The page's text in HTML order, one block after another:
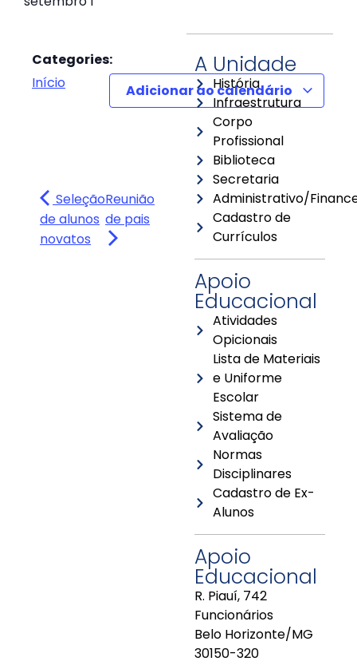
Categories:
Início
Adicionar ao calendário
Seleção
de alunos
novatos
Reunião
de pais
A Unidade
História
Infraestrutura
Corpo
Profissional
Biblioteca
Secretaria
Administrativo/
Cadastro de
Currículos
Apoio
Educacional
Atividades
Opicionais
Lista de Materiais
e Uniforme
Escolar
Sistema de
Avaliação
Normas
Disciplinares
Cadastro de Ex-
Alunos
Apoio
Educacional
R. Piauí, 742
Funcionários
Belo Horizonte/MG
30150-320